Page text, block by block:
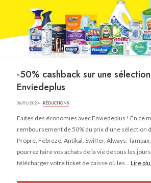
-50% cashback sur une
Enviedeplus
06/01/2024 · RÉDUCTIONS
Faites des économies avec Enviedeplus ! En ce
remboursement de 50% du prix d’une sélection
Propre, Febreze, Antikal, Swiffer, Always,
pourrez faire vos achats de la vie de tous les
télécharger votre ticket de caisse où les... Lire